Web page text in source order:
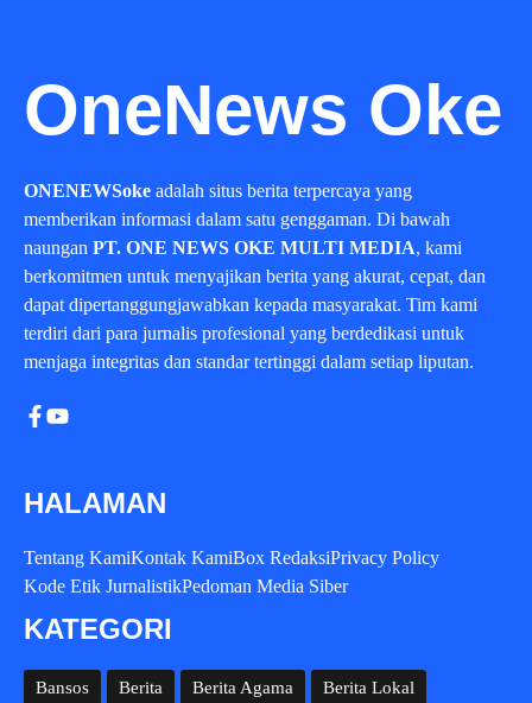
OneNews Oke
ONENEWSoke adalah situs berita terpercaya yang
memberikan informasi dalam satu genggaman. Di bawah
naungan PT. ONE NEWS OKE MULTI MEDIA, kami
berkomitmen untuk menyajikan berita yang akurat, cepat, dan
dapat dipertanggungjawabkan kepada masyarakat. Tim kami
terdiri dari para jurnalis profesional yang berdedikasi untuk
menjaga integritas dan standar tertinggi dalam setiap liputan.
HALAMAN
Tentang KamiKontak KamiBox RedaksiPrivacy Policy
Kode Etik JurnalistikPedoman Media Siber
KATEGORI
Bansos Berita Berita Agama Berita Lokal